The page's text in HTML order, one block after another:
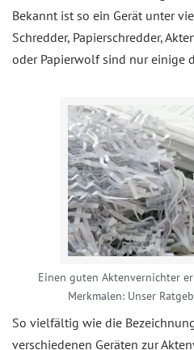
Bekannt ist so ein Gerät unter
Schredder, Papierschredder,
oder Papierwolf sind nur einige
Einen guten Aktenvernichter
Merkmalen: Unser
So vielfältig wie die
verschiedenen Geräten zur